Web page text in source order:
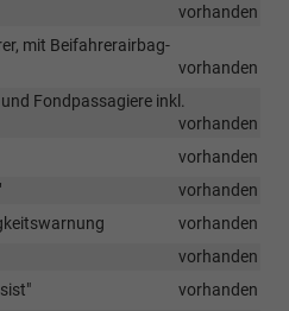
vorhanden
mit Beifahrerairbag-
vorhanden
Fondpassagiere inkl.
vorhanden
vorhanden
vorhanden
vorhanden
vorhanden
vorhanden